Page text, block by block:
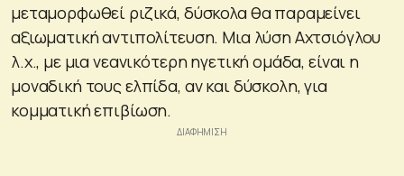
μεταμορφωθεί ριζικά, δύσκολα θα παραμείνει
αξιωματική αντιπολίτευση. Μια λύση Αχτσιόγλου
λ.χ., με μια νεανικότερη ηγετική ομάδα, είναι η
μοναδική τους ελπίδα, αν και δύσκολη, για
κομματική επιβίωση.